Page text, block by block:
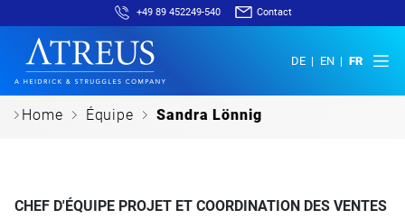
+49 89 452249-540 Contact
DE EN FR
c Home c Équipe cSandra Lönnig
CHEF D'ÉQUIPE PROJET ET COORDINATION DES VENTES